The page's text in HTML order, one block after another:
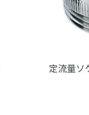
定流量ソ